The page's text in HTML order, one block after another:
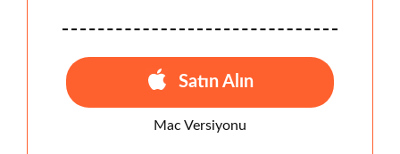
Satın Alın
Mac Versiyonu